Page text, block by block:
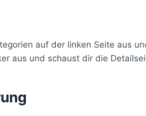
auf der linken Seite aus
aus und schaust dir die